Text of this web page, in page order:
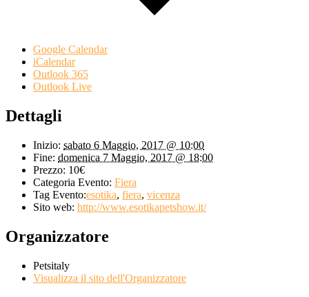
Google Calendar
iCalendar
Outlook 365
Outlook Live
Dettagli
Inizio: sabato 6 Maggio, 2017 @ 10:00
Fine: domenica 7 Maggio, 2017 @ 18:00
Prezzo: 10€
Categoria Evento: Fiera
Tag Evento:esotika, fiera, vicenza
Sito web: http://www.esotikapetshow.it/
Organizzatore
Petsitaly
Visualizza il sito dell'Organizzatore